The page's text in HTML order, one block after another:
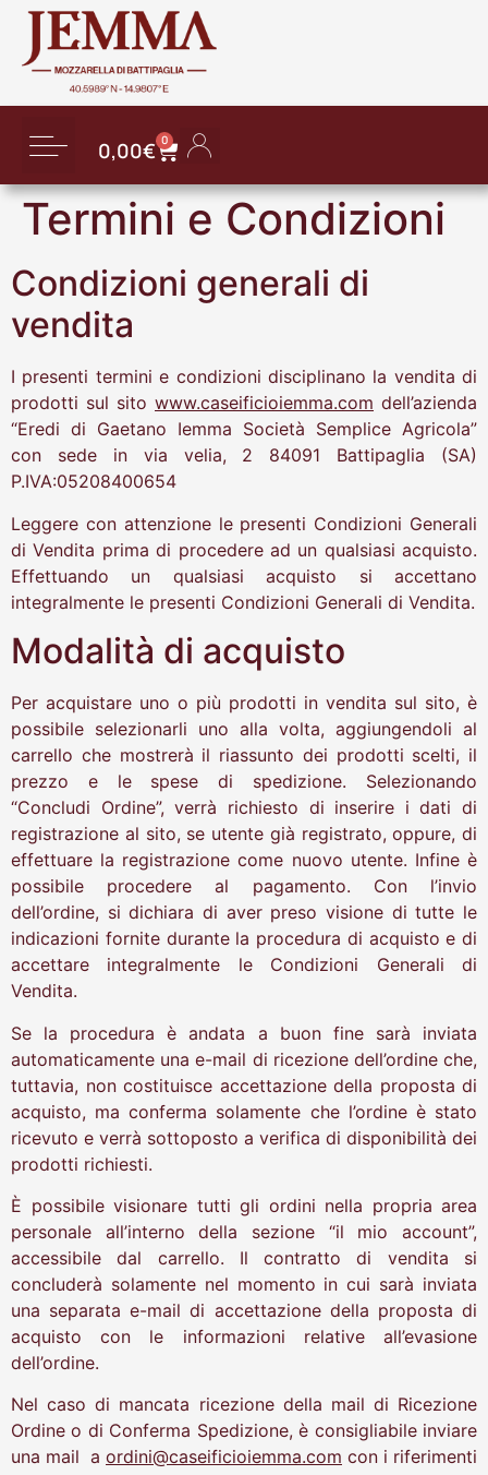
0,00€ 0
Termini e Condizioni
Condizioni generali di
vendita
I presenti termini e condizioni disciplinano la vendita di
prodotti sul sito www.caseificioiemma.com dell’azienda
“Eredi di Gaetano Iemma Società Semplice Agricola”
con sede in via velia, 2 84091 Battipaglia (SA)
P.IVA:05208400654
Leggere con attenzione le presenti Condizioni Generali
di Vendita prima di procedere ad un qualsiasi acquisto.
Effettuando un qualsiasi acquisto si accettano
integralmente le presenti Condizioni Generali di Vendita.
Modalità di acquisto
Per acquistare uno o più prodotti in vendita sul sito, è
possibile selezionarli uno alla volta, aggiungendoli al
carrello che mostrerà il riassunto dei prodotti scelti, il
prezzo e le spese di spedizione. Selezionando
“Concludi Ordine”, verrà richiesto di inserire i dati di
registrazione al sito, se utente già registrato, oppure, di
effettuare la registrazione come nuovo utente. Infine è
possibile procedere al pagamento. Con l’invio
dell’ordine, si dichiara di aver preso visione di tutte le
indicazioni fornite durante la procedura di acquisto e di
accettare integralmente le Condizioni Generali di
Vendita.
Se la procedura è andata a buon fine sarà inviata
automaticamente una e-mail di ricezione dell’ordine che,
tuttavia, non costituisce accettazione della proposta di
acquisto, ma conferma solamente che l’ordine è stato
ricevuto e verrà sottoposto a verifica di disponibilità dei
prodotti richiesti.
È possibile visionare tutti gli ordini nella propria area
personale all’interno della sezione “il mio account”,
accessibile dal carrello. Il contratto di vendita si
concluderà solamente nel momento in cui sarà inviata
una separata e-mail di accettazione della proposta di
acquisto con le informazioni relative all’evasione
dell’ordine.
Nel caso di mancata ricezione della mail di Ricezione
Ordine o di Conferma Spedizione, è consigliabile inviare
una mail a ordini@caseificioiemma.com con i riferimenti